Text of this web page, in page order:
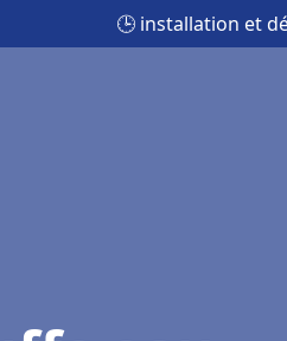
🕒 installation et